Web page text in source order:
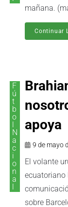
mañana.
Continuar
F
ú
t
b
o
N
a
c
i
o
n
a
apoya
9 de mayo
El volante
ecuatoriano
sobre